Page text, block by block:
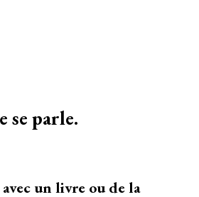
se parle.
un livre ou de la